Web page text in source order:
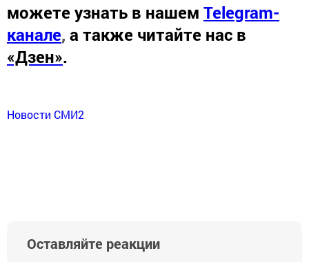
можете узнать в нашем Telegram-
канале, а также читайте нас в
«Дзен».
Новости СМИ2
Оставляйте реакции